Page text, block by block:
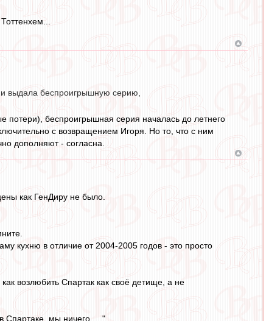
и выдала беспроигрышную серию,
потери), беспроигрышная серия началась до летнего
с возвращением Игоря. Но то, что с ним
дополняют - согласна.
как ГенДиру не было.
кухню в отличие от 2004-2005 годов - это просто
возлюбить Спартак как своё детище, а не
мы ничего ....".